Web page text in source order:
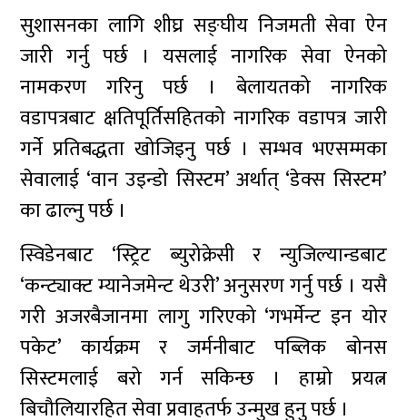
सुशासनका लागि शीघ्र सङ्घीय निजमती सेवा ऐन
जारी गर्नु पर्छ । यसलाई नागरिक सेवा ऐनको
नामकरण गरिनु पर्छ । बेलायतको नागरिक
वडापत्रबाट क्षतिपूर्तिसहितको नागरिक वडापत्र जारी
गर्ने प्रतिबद्धता खोजिइनु पर्छ । सम्भव भएसम्मका
सेवालाई ‘वान उइन्डो सिस्टम’ अर्थात् ‘डेक्स सिस्टम’
का ढाल्नु पर्छ ।
स्विडेनबाट ‘स्ट्रिट ब्युरोक्रेसी र न्युजिल्यान्डबाट
‘कन्ट्याक्ट म्यानेजमेन्ट थेउरी’ अनुसरण गर्नु पर्छ । यसै
गरी अजरबैजानमा लागु गरिएको ‘गभर्मेन्ट इन योर
पकेट’ कार्यक्रम र जर्मनीबाट पब्लिक बोनस
सिस्टमलाई बरो गर्न सकिन्छ । हाम्रो प्रयत्न
बिचौलियारहित सेवा प्रवाहतर्फ उन्मुख हुनु पर्छ ।